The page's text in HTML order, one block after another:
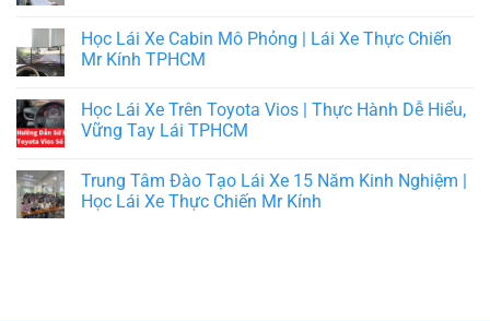
Học Lái Xe Cabin Mô Phỏng | Lái Xe Thực Chiến
Mr Kính TPHCM
Học Lái Xe Trên Toyota Vios | Thực Hành Dễ Hiểu,
Vững Tay Lái TPHCM
Trung Tâm Đào Tạo Lái Xe 15 Năm Kinh Nghiệm |
Học Lái Xe Thực Chiến Mr Kính